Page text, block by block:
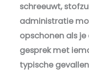
schreeuwt,
administratie
opschonen als
gesprek met
typische